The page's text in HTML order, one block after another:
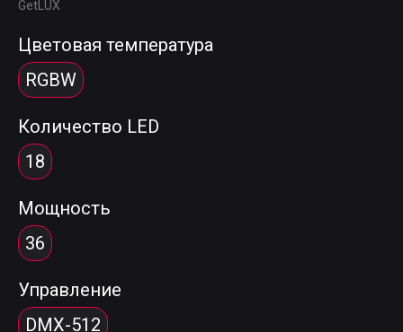
GetLUX
Цветовая температура
RGBW
Количество LED
18
Мощность
36
Управление
DMX-512